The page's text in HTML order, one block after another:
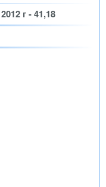
2012 г - 41,18